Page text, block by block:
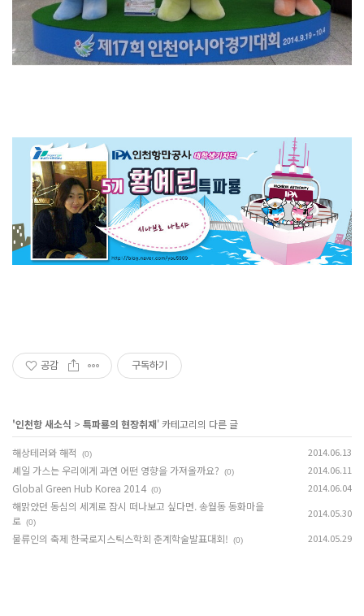
공감 구독하기
'인천항 새소식 > 특파룡의 현장취재' 카테고리의 다른 글
해상테러와 해적 (0) 2014.06.13
셰일 가스는 우리에게 과연 어떤 영향을 가져올까요? (0) 2014.06.11
Global Green Hub Korea 2014 (0) 2014.06.04
해맑았던 동심의 세계로 잠시 떠나보고 싶다면. 송월동 동화마을
로 (0)
2014.05.30
물류인의 축제 한국로지스틱스학회 춘계학술발표대회! (0) 2014.05.29